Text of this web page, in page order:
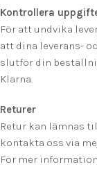
Kontrollera
För att undvika
att dina leverans-
slutför din
Klarna.
Returer
Retur kan lämnas
kontakta oss via
För mer